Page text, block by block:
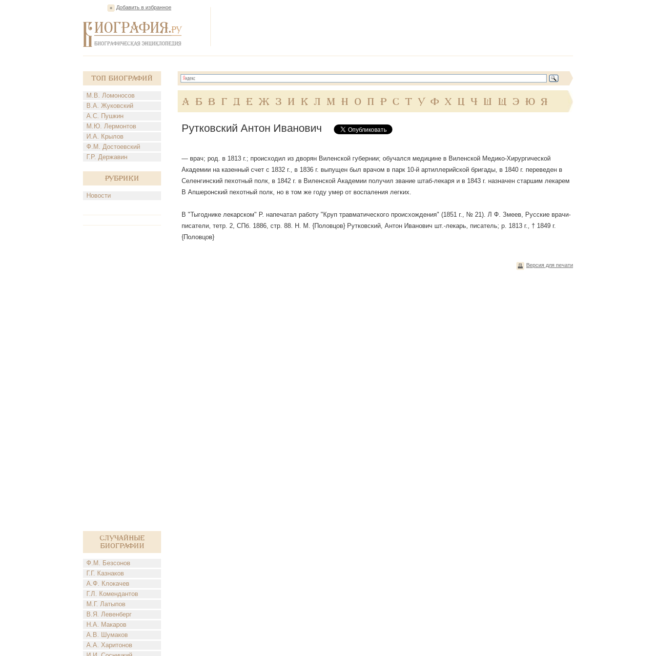
Добавить в избранное
Топ Биографий
М.В. Ломоносов
В.А. Жуковский
А.С. Пушкин
М.Ю. Лермонтов
И.А. Крылов
Ф.М. Достоевский
Г.Р. Державин
Рубрики
Новости
Случайные
биографии
Ф.М. Безсонов
Г.Г. Казнаков
А.Ф. Клокачев
Г.Л. Комендантов
М.Г. Латыпов
В.Я. Левенберг
Н.А. Макаров
А.В. Шумаков
А.А. Харитонов
А Б В Г Д Е Ж З И К Л М Н О П Р С Т У Ф Х Ц Ч Ш Щ Э Ю Я
Рутковский Антон Иванович
— врач; род. в 1813 г.; происходил из дворян Виленской губернии; обучался медицине в Виленской Медико-Хирургической
Академии на казенный счет с 1832 г., в 1836 г. выпущен был врачом в парк 10-й артиллерийской бригады, в 1840 г. переведен в
Селенгинский пехотный полк, в 1842 г. в Виленской Академии получил звание штаб-лекаря и в 1843 г. назначен старшим лекарем
В Апшеронский пехотный полк, но в том же году умер от воспаления легких.
В "Тыгоднике лекарском" Р. напечатал работу "Круп травматического происхождения" (1851 г., № 21). Л Ф. Змеев, Русские врачи-
писатели, тетр. 2, СПб. 1886, стр. 88. Н. М. {Половцов} Рутковский, Антон Иванович шт.-лекарь, писатель; р. 1813 г., † 1849 г.
{Половцов}
Версия для печати